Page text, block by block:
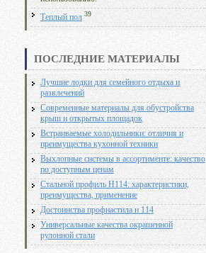
Теплый пол 39
ПОСЛЕДНИЕ МАТЕРИАЛЫ
Лучшие лодки для семейного отдыха и
развлечений
Современные материалы для обустройства
крыш и открытых площадок
Встраиваемые холодильники: отличия и
преимущества кухонной техники
Выхлопные системы в ассортименте: качество
по доступным ценам
Стальной профиль Н114: характеристики,
преимущества, применение
Достоинства профнастила н 114
Универсальные качества окрашенной
рулонной стали